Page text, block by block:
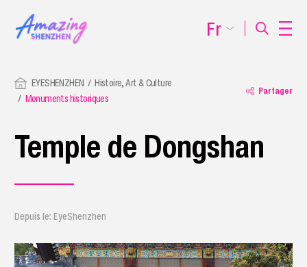
EYESHENZHEN
Histoire, Art & Culture
Monuments historiques
Partager
Temple de Dongshan
Depuis le: EyeShenzhen
Fr